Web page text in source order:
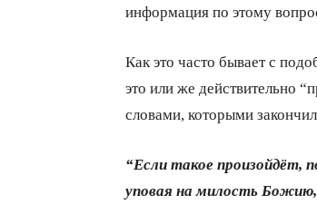
информация по этому
Как это часто бывает с
это или же действительно
словами, которыми
“Если такое произойдёт,
уповая на милость